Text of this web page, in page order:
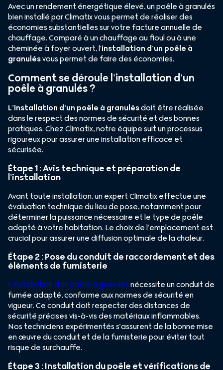
Avec un rendement énergétique élevé, un poêle à granulés
bien installé par Climatix vous permet de réaliser des
économies substantielles sur votre facture annuelle de
chauffage. Comparé à un chauffage au fioul ou à une
cheminée à foyer ouvert, l’installation d’un poêle à
granulésvous permet de faire des économies.
Comment se déroule l’installation d’un
poêle à granulés ?
L’installation d’un poêle à granulésdoit être réalisée
dans le respect des normes de sécurité et des bonnes
pratiques. Chez Climatix, notre équipe suit un processus
rigoureux pour assurer une installation efficace et
sécurisée.
Étape 1 : Avis technique et préparation de
l’installation
Avant toute installation, un expert Climatix effectue une
évaluation technique du lieu de pose, notamment pour
déterminer la puissance nécessaire et le type de poêle
adapté à votre habitation. Le choix de l’emplacement est
crucial pour assurer une diffusion optimale de la chaleur.
Étape 2 : Pose du conduit de raccordement et des
éléments de fumisterie
L’installation d’un poêle à granulésnécessite un conduit de
fumée adapté, conforme aux normes de sécurité en
vigueur. Ce conduit doit respecter des distances de
sécurité précises vis-à-vis des matériaux inflammables.
Nos techniciens expérimentés s’assurent de la bonne mise
en œuvre du conduit et de la fumisterie pour éviter tout
risque de surchauffe.
Étape 3 : Installation du poêle et vérifications de